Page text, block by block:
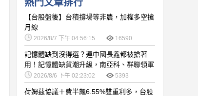
熱門文章排行
【台股盤後】台積撐場等非農，加權多空搶
月線
2026/8/7 下午 04:56:15 16590
記憶體缺到沒得選？連中國長鑫都被搶著
用！記憶體缺貨潮升級，南亞科、群聯領軍
噴發2026/8/6 下午 02:23:02 5393
荷姆茲協議＋費半飆6.55%雙重利多，台股